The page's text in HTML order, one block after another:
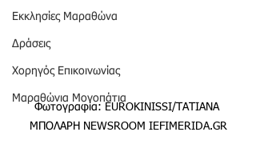
Εκκλησίες Μαραθώνα
Δράσεις
Χορηγός Επικοινωνίας
Μαραθώνια Μονοπάτια
Φωτογραφία: EUROKINISSI/ΤΑΤΙΑΝΑ
ΜΠΟΛΑΡΗ NEWSROOM IEFIMERIDA.GR